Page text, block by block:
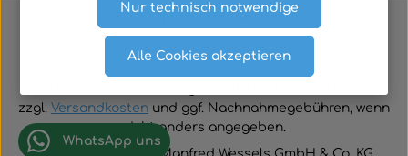
Vertrag widerrufen
zzgl. Versandkosten und ggf. Nachnahmegebühren, wenn
nicht anders angegeben.
WhatsApp uns
Nur technisch notwendige
Alle Cookies akzeptieren